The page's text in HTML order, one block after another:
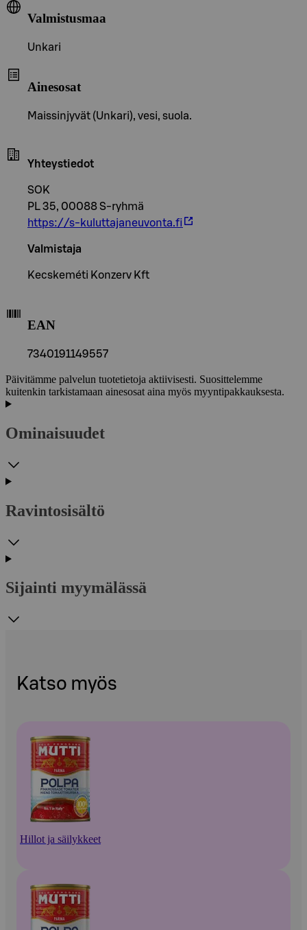
Valmistusmaa
Unkari
Ainesosat
Maissinjyvät (Unkari), vesi, suola.
Yhteystiedot
SOK
PL 35, 00088 S-ryhmä
https://s-kuluttajaneuvonta.fi
Valmistaja
Kecskeméti Konzerv Kft
EAN
7340191149557
Päivitämme palvelun tuotetietoja aktiivisesti. Suosittelemme
kuitenkin tarkistamaan ainesosat aina myös myyntipakkauksesta.
Ominaisuudet
Ravintosisältö
Sijainti myymälässä
Katso myös
Hillot ja säilykkeet